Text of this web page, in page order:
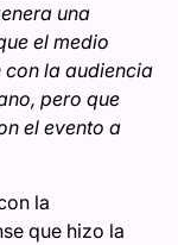
una
el medio
con la audiencia
pero que
el evento a
la
que hizo la